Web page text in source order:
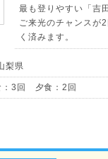
最も登りやすい「吉
ご来光のチャンスが
く済みます。
梨県
3回 夕食：2回